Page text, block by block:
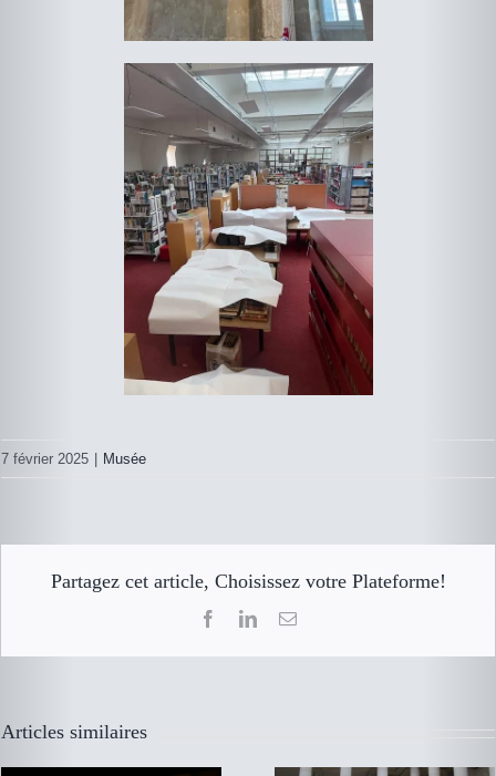
7 février 2025 Musée
Partagez cet article, Choisissez votre Plateforme!
FacebookLinkedInEmail
Articles similaires
installation vitrage